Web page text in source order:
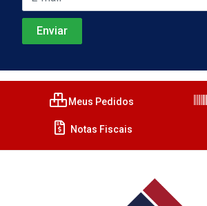
Meus Pedidos
Notas Fiscais